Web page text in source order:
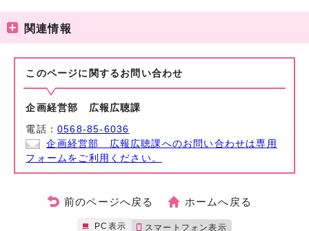
関連情報
このページに関する お問い合わせ
企画経営部 広報広聴課
電話：0568-85-6036
企画経営部 広報広聴課へのお問い合わせは専用
フォームをご利用ください。
前のページへ戻る ホームへ戻る
PC表示 スマートフォン表示